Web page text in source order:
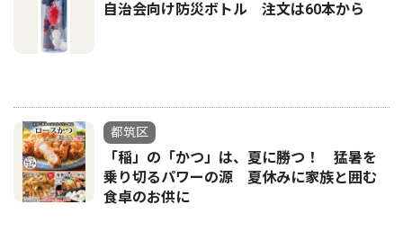
自治会向け防災ボトル 注文は60本から
都筑区
「稲」の「かつ」は、夏に勝つ！ 猛暑を
乗り切るパワーの源 夏休みに家族と囲む
食卓のお供に